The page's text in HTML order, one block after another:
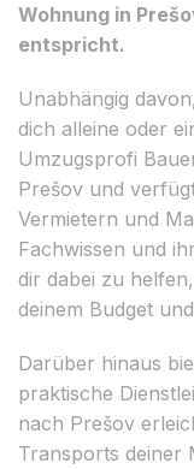
Wohnung in
entspricht.
Unabhängig
dich alleine oder
Umzugsprofi
Prešov und
Vermietern und
Fachwissen und
dir dabei zu
deinem Budget
Darüber hinaus
praktische
nach Prešov
Transports deiner